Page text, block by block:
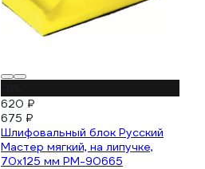
620 ₽
675 ₽
Шлифовальный блок Русский
Мастер мягкий, на липучке,
70х125 мм РМ-90665